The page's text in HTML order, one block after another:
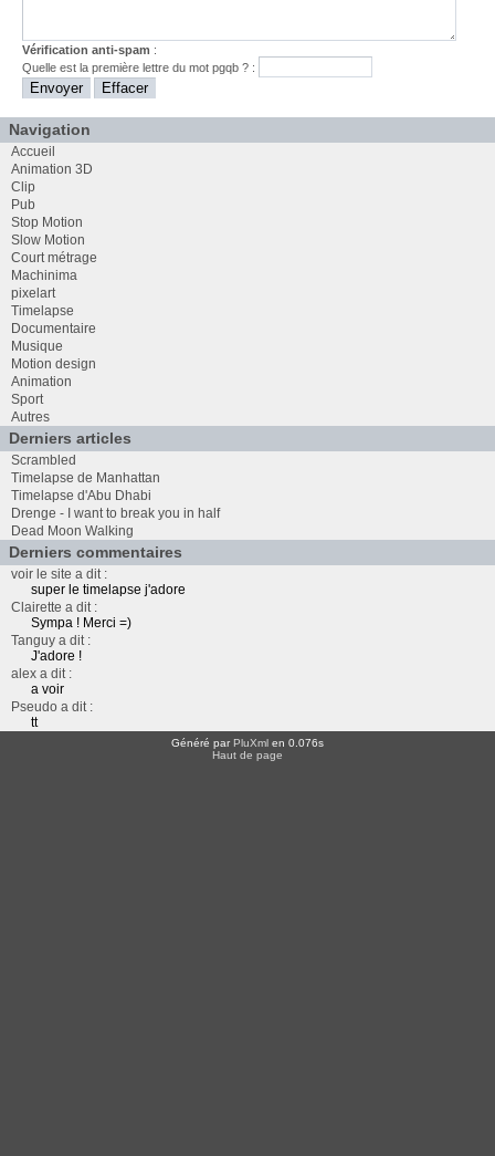
Vérification anti-spam :
Quelle est lapremière lettre du motpgqb ? :
Navigation
Accueil
Animation 3D
Clip
Pub
Stop Motion
Slow Motion
Court métrage
Machinima
pixelart
Timelapse
Documentaire
Musique
Motion design
Animation
Sport
Autres
Derniers articles
Scrambled
Timelapse de Manhattan
Timelapse d'Abu Dhabi
Drenge - I want to break you in half
Dead Moon Walking
Derniers commentaires
voir le site a dit :
super le timelapse j'adore
Clairette a dit :
Sympa ! Merci =)
Tanguy a dit :
J'adore !
alex a dit :
a voir
Pseudo a dit :
tt
Généré parPluXml en 0.076s
Haut de page